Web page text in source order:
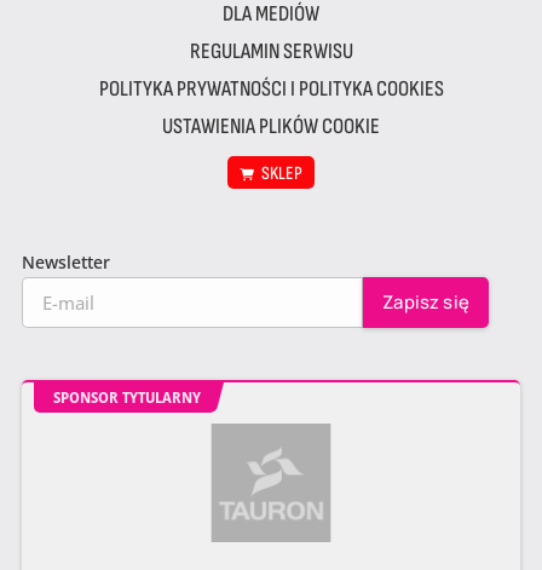
DLA MEDIÓW
REGULAMIN SERWISU
POLITYKA PRYWATNOŚCI I POLITYKA COOKIES
USTAWIENIA PLIKÓW COOKIE
SKLEP
Newsletter
SPONSOR TYTULARNY